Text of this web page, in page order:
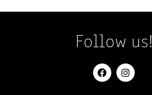
Follow us!